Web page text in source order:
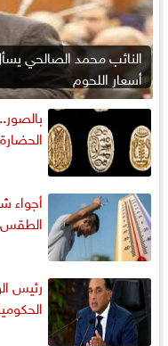
النائب محمد الصالحي
أسعار اللحوم
أجواء
الطقس
رئيس